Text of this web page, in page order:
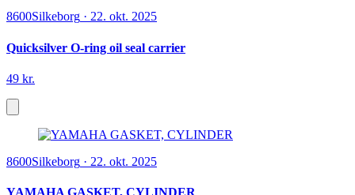
8600Silkeborg · 22. okt. 2025
Quicksilver O-ring oil seal carrier
49 kr.
8600Silkeborg · 22. okt. 2025